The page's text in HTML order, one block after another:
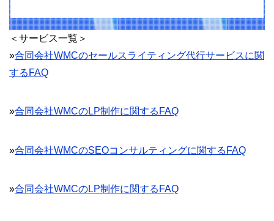
＜サービス一覧＞
»合同会社WMCのセールスライティング代行サービスに関
するFAQ
»合同会社WMCのLP制作に関するFAQ
»合同会社WMCのSEOコンサルティングに関するFAQ
»合同会社WMCのLP制作に関するFAQ